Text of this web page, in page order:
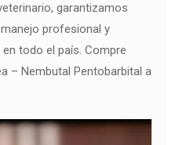
garantizamos
profesional y
todo el país. Compre
– Nembutal Pentobarbital a